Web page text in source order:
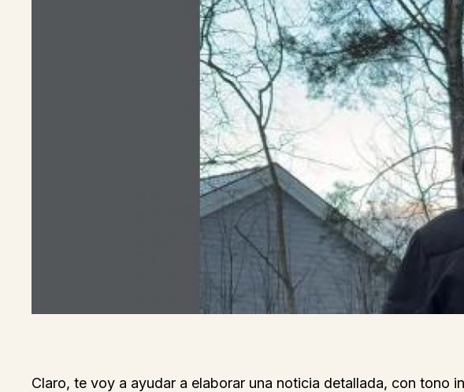
Claro, te voy a ayudar a elaborar una noticia detallada, con tono